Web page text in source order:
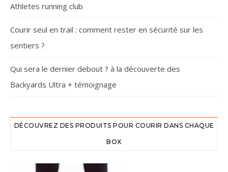
Athletes running club
Courir seul en trail : comment rester en sécurité sur les
sentiers ?
Qui sera le dernier debout ? à la découverte des
Backyards Ultra + témoignage
DÉCOUVREZ DES PRODUITS POUR COURIR DANS CHAQUE
BOX